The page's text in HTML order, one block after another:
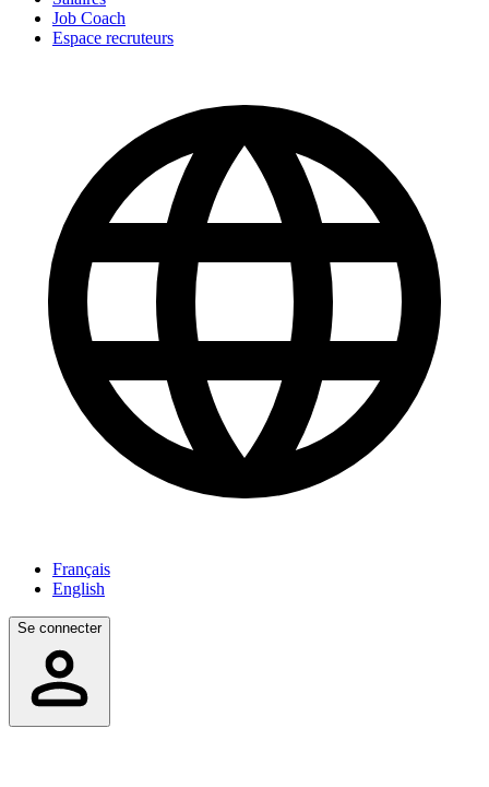
Job Coach
Espace recruteurs
Français
English
Se connecter